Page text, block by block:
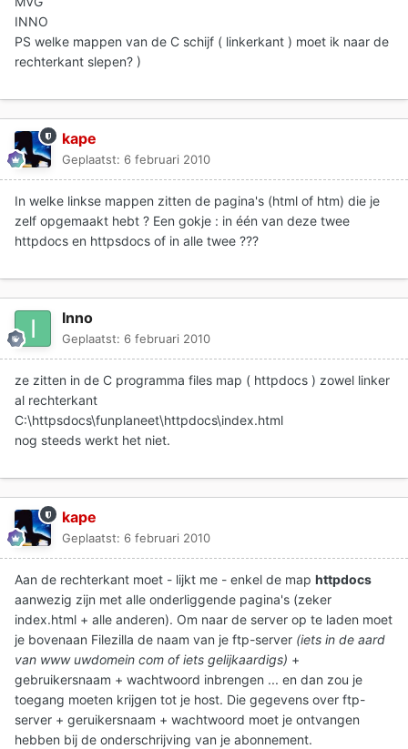
INNO
PS welke mappen van de C schijf ( linkerkant ) moet ik naar de
rechterkant slepen? )
kape
Geplaatst: 6 februari 2010
In welke linkse mappen zitten de pagina's (html of htm) die je
zelf opgemaakt hebt ? Een gokje : in één van deze twee
httpdocs en httpsdocs of in alle twee ???
Inno
Geplaatst: 6 februari 2010
ze zitten in de C programma files map ( httpdocs ) zowel linker
al rechterkant
C:\httpsdocs\funplaneet\httpdocs\index.html
nog steeds werkt het niet.
kape
Geplaatst: 6 februari 2010
Aan de rechterkant moet - lijkt me - enkel de map httpdocs
aanwezig zijn met alle onderliggende pagina's (zeker
index.html + alle anderen). Om naar de server op te laden moet
je bovenaan Filezilla de naam van je ftp-server (iets in de aard
van www uwdomein com of iets gelijkaardigs) +
gebruikersnaam + wachtwoord inbrengen ... en dan zou je
toegang moeten krijgen tot je host. Die gegevens over ftp-
server + geruikersnaam + wachtwoord moet je ontvangen
hebben bij de onderschrijving van je abonnement.